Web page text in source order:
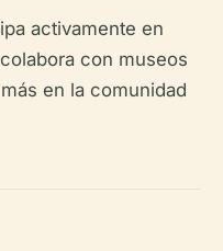
activamente en
con museos
en la comunidad